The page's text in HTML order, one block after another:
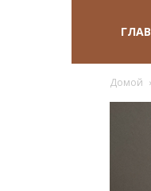
Домой